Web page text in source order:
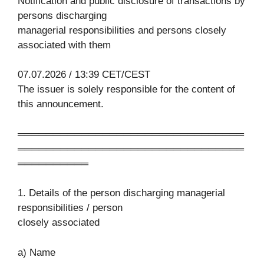
persons discharging
managerial responsibilities and persons closely
associated with them
07.07.2026 / 13:39 CET/CEST
The issuer is solely responsible for the content of
this announcement.
════════════════════════════════
════════════════════════════════
══════════
1. Details of the person discharging managerial
responsibilities / person
closely associated
a) Name